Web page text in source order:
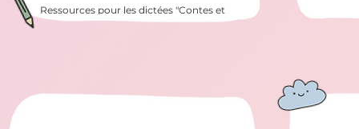
Ressources pour les dictées "Contes et
Histoires du monde" de la méthode En